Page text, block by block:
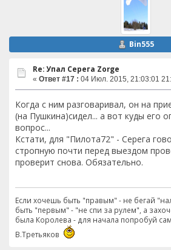
Bin555
Re: Упал Серега Zorge
« Ответ #17 : 04 Июл. 2015, 21:03:01
Когда с ним разговаривал, он на
(на Пушкина)сидел... а вот куды его
вопрос...
Кстати, для "Пилота72" - Серега
стропную почти перед выездом
проверит снова. Обязательно.
Если хочешь быть "правым" - не бегай
быть "первым" - "не спи за рулем", а
была Королева - для начала попробуй
В.Третьяков